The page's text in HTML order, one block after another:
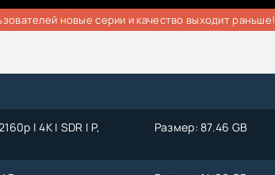
новые серии и качество выходит раньше!
| 4K | SDR | P,
Размер: 87.46 GB